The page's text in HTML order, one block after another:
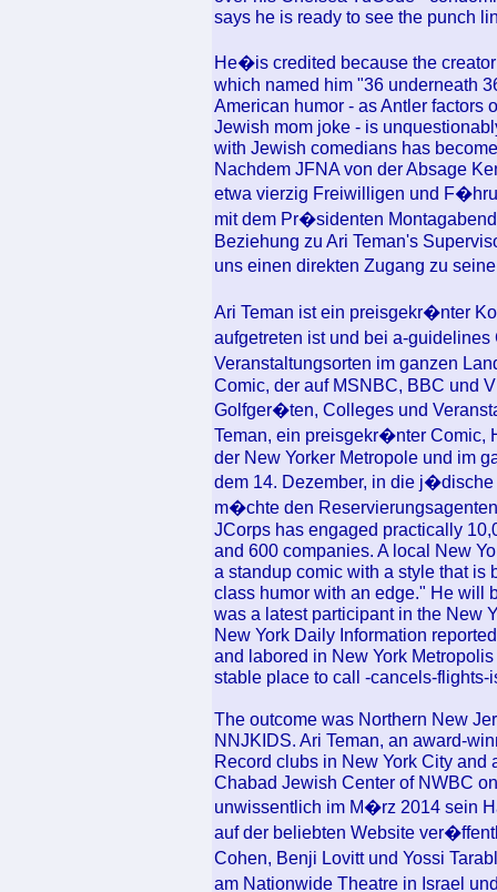
says he is ready to see the punch
He�is credited because the
which named him "36 underneath
American humor - as Antler factors
Jewish mom joke - is
with Jewish comedians has
Nachdem JFNA von der Absage
etwa vierzig Freiwilligen und
mit dem Pr�sidenten
Beziehung zu Ari Teman's
uns einen direkten Zugang zu
Ari Teman ist ein preisgekr�nter
aufgetreten ist und bei a-
Veranstaltungsorten im ganzen
Comic, der auf MSNBC, BBC und
Golfger�ten, Colleges und
Teman, ein preisgekr�nter Comic,
der New Yorker Metropole und im
dem 14. Dezember, in die
m�chte den
JCorps has engaged practically
and 600 companies. A local New
a standup comic with a style that is
class humor with an edge." He will
was a latest participant in the New
New York Daily Information
and labored in New York
stable place to call -cancels-
The outcome was Northern New
NNJKIDS. Ari Teman, an award-
Record clubs in New York City and
Chabad Jewish Center of NWBC
unwissentlich im M�rz 2014 sein
auf der beliebten Website
Cohen, Benji Lovitt und Yossi
am Nationwide Theatre in Israel